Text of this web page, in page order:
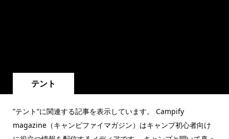
テント
”テント”に関連する記事を表示しています。 Campify
magazine（キャンピファイマガジン）はキャンプ初心者向け